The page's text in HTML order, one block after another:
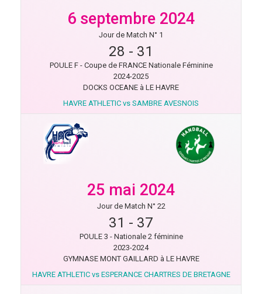
6 septembre 2024
Jour de Match N° 1
28 - 31
POULE F - Coupe de FRANCE Nationale Féminine
2024-2025
DOCKS OCEANE à LE HAVRE
HAVRE ATHLETIC vs SAMBRE AVESNOIS
25 mai 2024
Jour de Match N° 22
31 - 37
POULE 3 - Nationale 2 féminine
2023-2024
GYMNASE MONT GAILLARD à LE HAVRE
HAVRE ATHLETIC vs ESPERANCE CHARTRES DE BRETAGNE